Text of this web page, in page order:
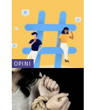
OPINI